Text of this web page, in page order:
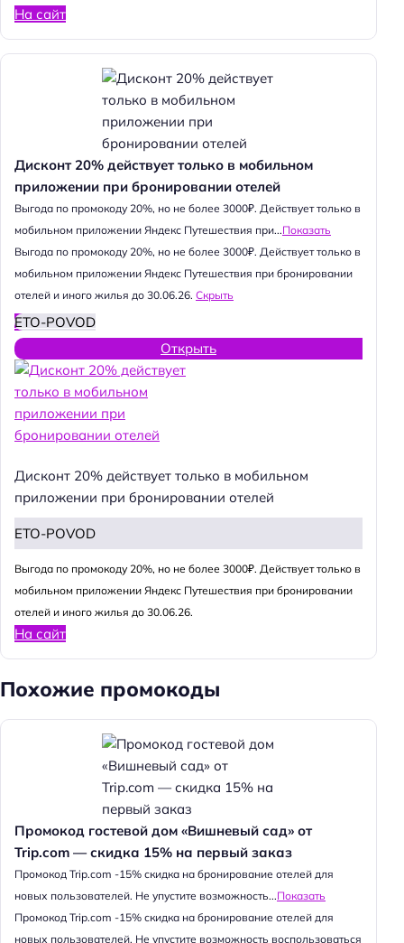
На сайт
Дисконт 20% действует только в мобильном
приложении при бронировании отелей
Выгода по промокоду 20%, но не более 3000₽. Действует только в
мобильном приложении Яндекс Путешествия при...Показать
Выгода по промокоду 20%, но не более 3000₽. Действует только в
мобильном приложении Яндекс Путешествия при бронировании
отелей и иного жилья до 30.06.26. Скрыть
ETO-POVOD
Открыть
Дисконт 20% действует только в мобильном
приложении при бронировании отелей
ETO-POVOD
Выгода по промокоду 20%, но не более 3000₽. Действует только в
мобильном приложении Яндекс Путешествия при бронировании
отелей и иного жилья до 30.06.26.
На сайт
Похожие промокоды
Промокод гостевой дом «Вишневый сад» от
Trip.com — скидка 15% на первый заказ
Промокод Trip.com -15% скидка на бронирование отелей для
новых пользователей. Не упустите возможность...Показать
Промокод Trip.com -15% скидка на бронирование отелей для
новых пользователей. Не упустите возможность воспользоваться